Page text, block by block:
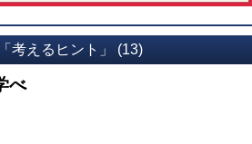
考えるヒント」 (13)
べ